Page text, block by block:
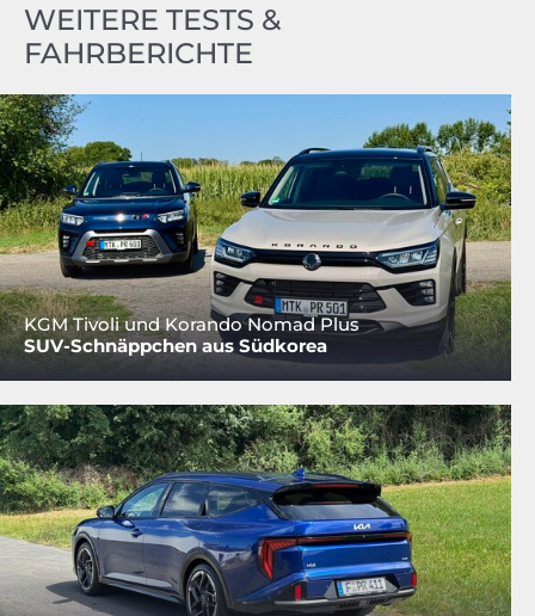
WEITERE TESTS &
FAHRBERICHTE
KGM Tivoli und Korando Nomad Plus
SUV-Schnäppchen aus Südkorea